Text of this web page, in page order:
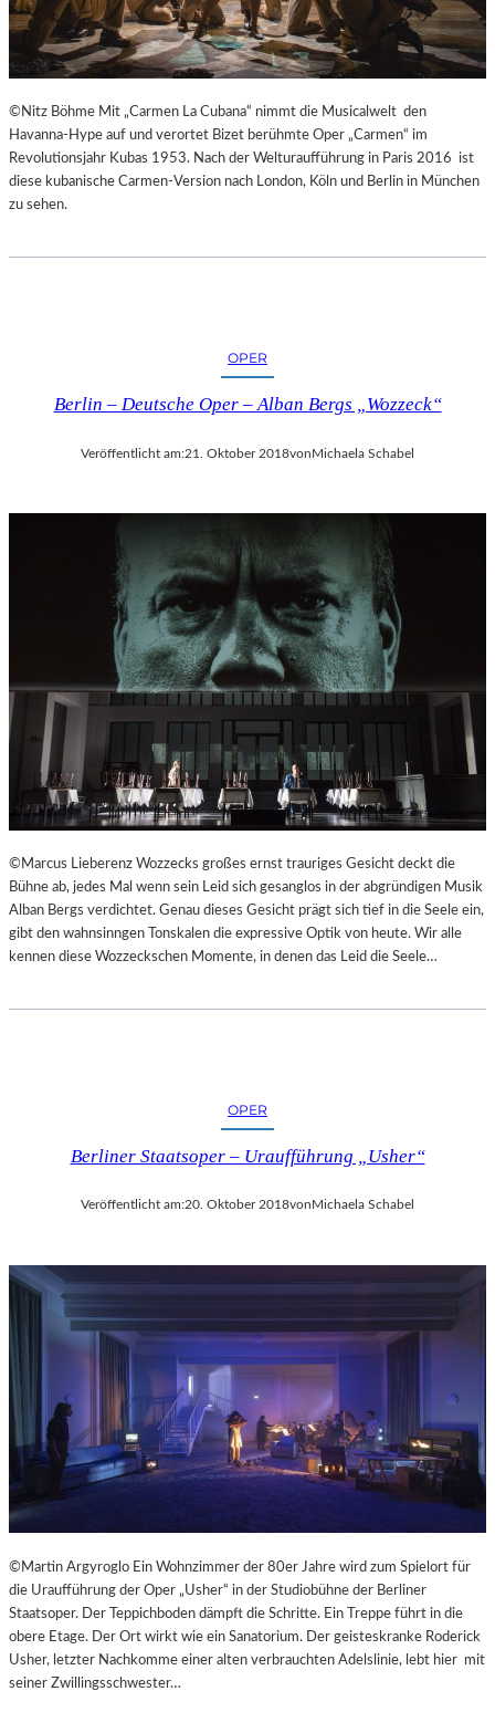
S
S
I
N
E
N
I
E
N
R
©Nitz Böhme Mit „Carmen La Cubana“ nimmt die Musicalwelt den
Havanna-Hype auf und verortet Bizet berühmte Oper „Carmen“ im
Revolutionsjahr Kubas 1953. Nach der Welturaufführung in Paris 2016 ist
diese kubanische Carmen-Version nach London, Köln und Berlin in München
zu sehen.
OPER
Berlin – Deutsche Oper – Alban Bergs „Wozzeck“
Veröffentlicht am:21. Oktober 2018vonMichaela Schabel
©Marcus Lieberenz Wozzecks großes ernst trauriges Gesicht deckt die
Bühne ab, jedes Mal wenn sein Leid sich gesanglos in der abgründigen Musik
Alban Bergs verdichtet. Genau dieses Gesicht prägt sich tief in die Seele ein,
gibt den wahnsinngen Tonskalen die expressive Optik von heute. Wir alle
kennen diese Wozzeckschen Momente, in denen das Leid die Seele…
OPER
Berliner Staatsoper – Uraufführung „Usher“
Veröffentlicht am:20. Oktober 2018von Michaela Schabel
©Martin Argyroglo Ein Wohnzimmer der 80er Jahre wird zum Spielort für
die Uraufführung der Oper „Usher“ in der Studiobühne der Berliner
Staatsoper. Der Teppichboden dämpft die Schritte. Ein Treppe führt in die
obere Etage. Der Ort wirkt wie ein Sanatorium. Der geisteskranke Roderick
Usher, letzter Nachkomme einer alten verbrauchten Adelslinie, lebt hier mit
seiner Zwillingsschwester…